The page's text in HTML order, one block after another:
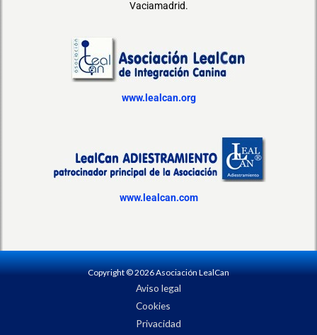
Vaciamadrid.
www.lealcan.org
www.lealcan.com
Copyright © 2026 Asociación LealCan
Aviso legal
Cookies
Privacidad